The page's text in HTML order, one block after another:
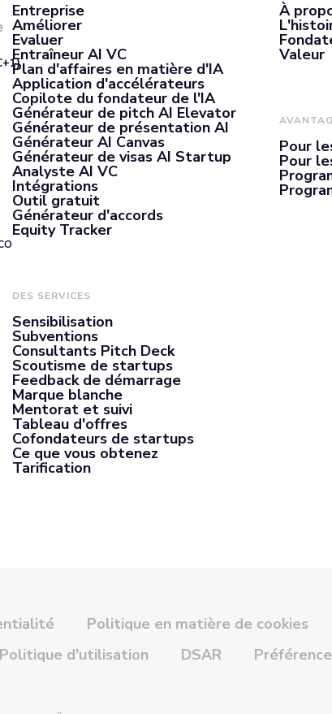
Entreprise
Améliorer
Evaluer
Entraîneur AI VC
Plan d'affaires en matière d'IA
Application d'accélérateurs
Copilote du fondateur de l'IA
Générateur de pitch AI Elevator
Générateur de présentation AI
Générateur AI Canvas
Générateur de visas AI Startup
Analyste AI VC
Intégrations
Outil gratuit
Générateur d'accords
Equity Tracker
DES SERVICES
Sensibilisation
Subventions
Consultants Pitch Deck
Scoutisme de startups
Feedback de démarrage
Marque blanche
Mentorat et suivi
Tableau d'offres
Cofondateurs de startups
Ce que vous obtenez
Tarification
À
Valeur
Pour
Pour
Politique en matière de cookies
Politique d'utilisation DSAR